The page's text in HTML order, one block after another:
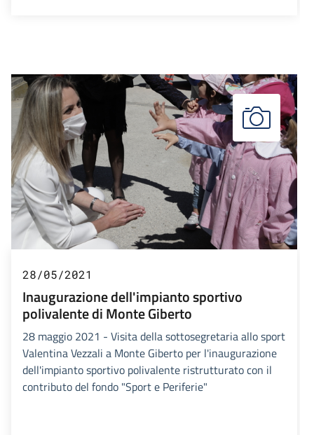
28/05/2021
Inaugurazione dell'impianto sportivo
polivalente di Monte Giberto
28 maggio 2021 - Visita della sottosegretaria allo sport
Valentina Vezzali a Monte Giberto per l'inaugurazione
dell'impianto sportivo polivalente ristrutturato con il
contributo del fondo "Sport e Periferie"